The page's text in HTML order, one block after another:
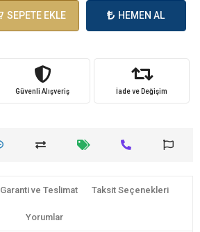
SEPETE EKLE HEMEN AL
Güvenli Alışveriş İade ve Değişim
Garanti ve Teslimat Taksit Seçenekleri
Yorumlar